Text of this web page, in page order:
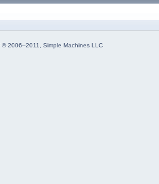
© 2006–2011, Simple Machines LLC